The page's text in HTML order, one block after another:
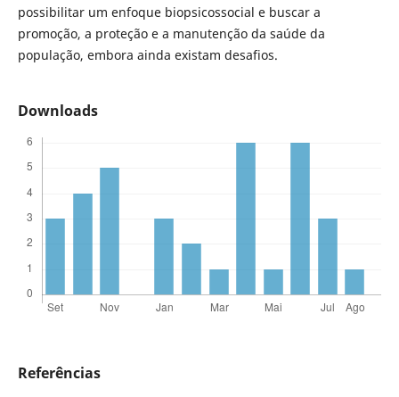
possibilitar um enfoque biopsicossocial e buscar a
promoção, a proteção e a manutenção da saúde da
população, embora ainda existam desafios.
Downloads
Referências